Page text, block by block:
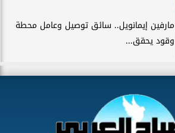
مارفين إيمانويل.. سائق توصيل وعامل محطة
وقود يحقق...